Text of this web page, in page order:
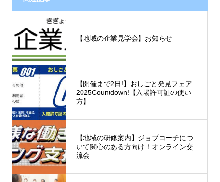
【地域の企業見学会】お知らせ
【開催まで2日!】おしごと発見フェア
2025Countdown!【入場許可証の使い
方】
【地域の研修案内】ジョブコーチにつ
いて関心のある方向け！オンライン交
流会